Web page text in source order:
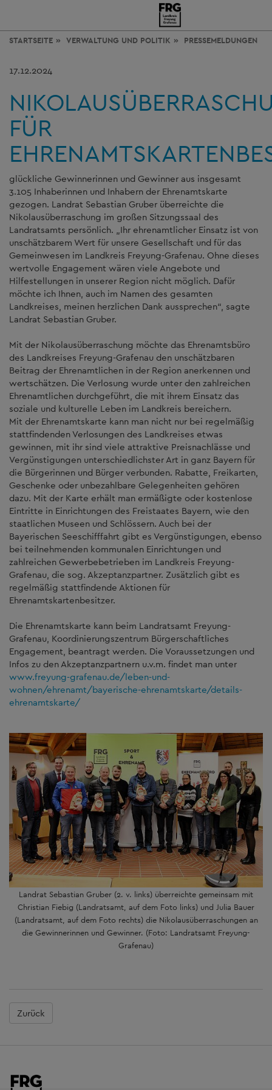
STARTSEITE VERWALTUNG UND POLITIK PRESSEMELDUNGEN
17.12.2024
FÜR
glückliche Gewinnerinnen und Gewinner aus insgesamt
3.105 Inhaberinnen und Inhabern der Ehrenamtskarte
gezogen. Landrat Sebastian Gruber überreichte die
Nikolausüberraschung im großen Sitzungssaal des
Landratsamts persönlich. „Ihr ehrenamtlicher Einsatz ist von
unschätzbarem Wert für unsere Gesellschaft und für das
Gemeinwesen im Landkreis Freyung-Grafenau. Ohne dieses
wertvolle Engagement wären viele Angebote und
Hilfestellungen in unserer Region nicht möglich. Dafür
möchte ich Ihnen, auch im Namen des gesamten
Landkreises, meinen herzlichen Dank aussprechen“, sagte
Landrat Sebastian Gruber.
Mit der Nikolausüberraschung möchte das Ehrenamtsbüro
des Landkreises Freyung-Grafenau den unschätzbaren
Beitrag der Ehrenamtlichen in der Region anerkennen und
wertschätzen. Die Verlosung wurde unter den zahlreichen
Ehrenamtlichen durchgeführt, die mit ihrem Einsatz das
soziale und kulturelle Leben im Landkreis bereichern.
Mit der Ehrenamtskarte kann man nicht nur bei regelmäßig
stattfindenden Verlosungen des Landkreises etwas
gewinnen, mit ihr sind viele attraktive Preisnachlässe und
Vergünstigungen unterschiedlichster Art in ganz Bayern für
die Bürgerinnen und Bürger verbunden. Rabatte, Freikarten,
Geschenke oder unbezahlbare Gelegenheiten gehören
dazu. Mit der Karte erhält man ermäßigte oder kostenlose
Eintritte in Einrichtungen des Freistaates Bayern, wie den
staatlichen Museen und Schlössern. Auch bei der
Bayerischen Seeschifffahrt gibt es Vergünstigungen, ebenso
bei teilnehmenden kommunalen Einrichtungen und
zahlreichen Gewerbebetrieben im Landkreis Freyung-
Grafenau, die sog. Akzeptanzpartner. Zusätzlich gibt es
regelmäßig stattfindende Aktionen für
Ehrenamtskartenbesitzer.
Die Ehrenamtskarte kann beim Landratsamt Freyung-
Grafenau, Koordinierungszentrum Bürgerschaftliches
Engagement, beantragt werden. Die Voraussetzungen und
Infos zu den Akzeptanzpartnern u.v.m. findet man unter
www.freyung-grafenau.de/leben-und-
wohnen/ehrenamt/bayerische-ehrenamtskarte/details-
ehrenamtskarte/
Landrat Sebastian Gruber (2. v. links) überreichte gemeinsam mit
Christian Fiebig (Landratsamt, auf dem Foto links) und Julia Bauer
(Landratsamt, auf dem Foto rechts) die Nikolausüberraschungen an
die Gewinnerinnen und Gewinner. (Foto: Landratsamt Freyung-
Grafenau)
Zurück